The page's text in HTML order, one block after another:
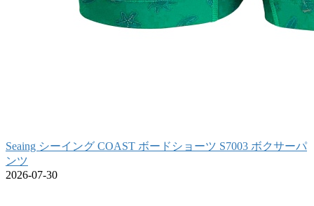
Seaing シーイング COAST ボードショーツ S7003 ボクサーパ
ンツ
2026-07-30